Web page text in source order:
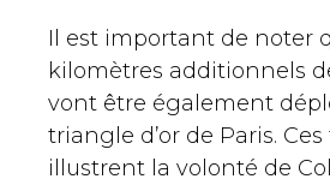
Il est important de noter
kilomètres additionnels
vont être également
triangle d’or de Paris.
illustrent la volonté de